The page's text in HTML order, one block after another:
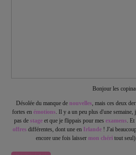
Bonjour les
Désolée du manque de nouvelles, mais ces deux
fortes en émotions. Il y a un peu plus d'une
pas de stage et que je flippais pour mes examens.
offres différentes, dont une en Irlande! J'ai
encore une fois laisser mon chéri tout